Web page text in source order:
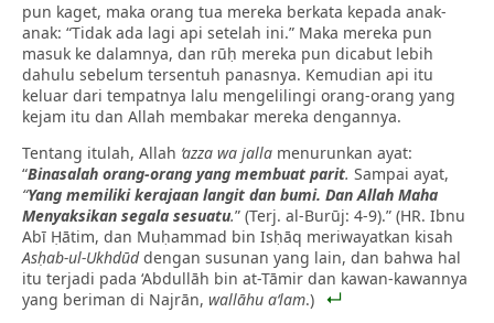
pun kaget, maka orang tua mereka berkata kepada anak-
anak: “Tidak ada lagi api setelah ini.” Maka mereka pun
masuk ke dalamnya, dan rūḥ mereka pun dicabut lebih
dahulu sebelum tersentuh panasnya. Kemudian api itu
keluar dari tempatnya lalu mengelilingi orang-orang yang
kejam itu dan Allah membakar mereka dengannya.
Tentang itulah, Allah ‘azza wa jalla menurunkan ayat:
“Binasalah orang-orang yang membuat parit. Sampai ayat,
“Yang memiliki kerajaan langit dan bumi. Dan Allah Maha
Menyaksikan segala sesuatu.” (Terj. al-Burūj: 4-9).” (HR. Ibnu
Abī Ḥātim, dan Muḥammad bin Isḥāq meriwayatkan kisah
Asḥab-ul-Ukhdūddengan susunan yang lain, dan bahwa hal
itu terjadi pada ‘Abdullāh bin at-Tāmir dan kawan-kawannya
yang beriman di Najrān, wallāhu a‘lam.)